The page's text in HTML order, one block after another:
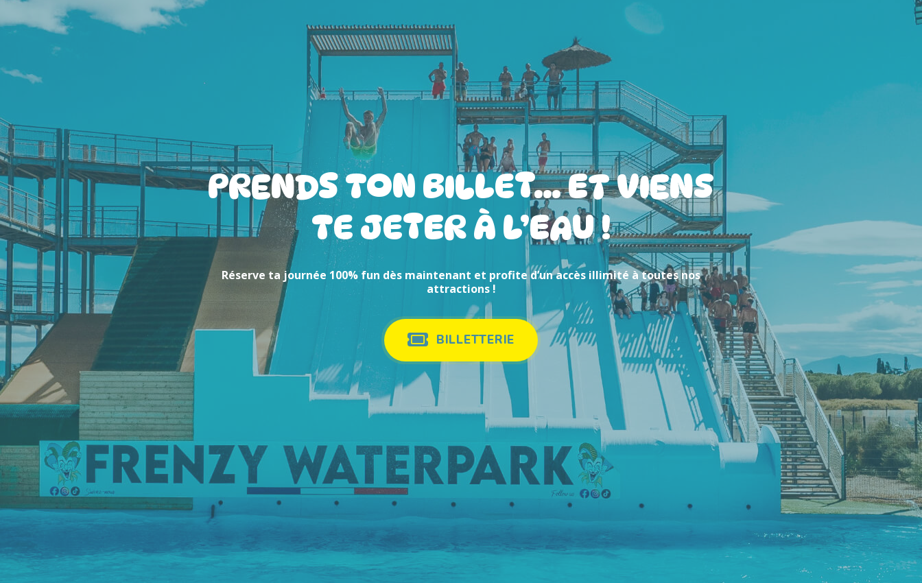
PRENDS TON BILLET… ET VIENS
TE JETER À L’EAU !
Réserve ta journée 100% fun dès maintenant et profite d’un accès illimité à toutes nos
attractions !
BILLETTERIE